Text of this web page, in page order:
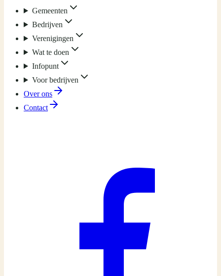
Gemeenten
Bedrijven
Verenigingen
Wat te doen
Infopunt
Voor bedrijven
Over ons
Contact